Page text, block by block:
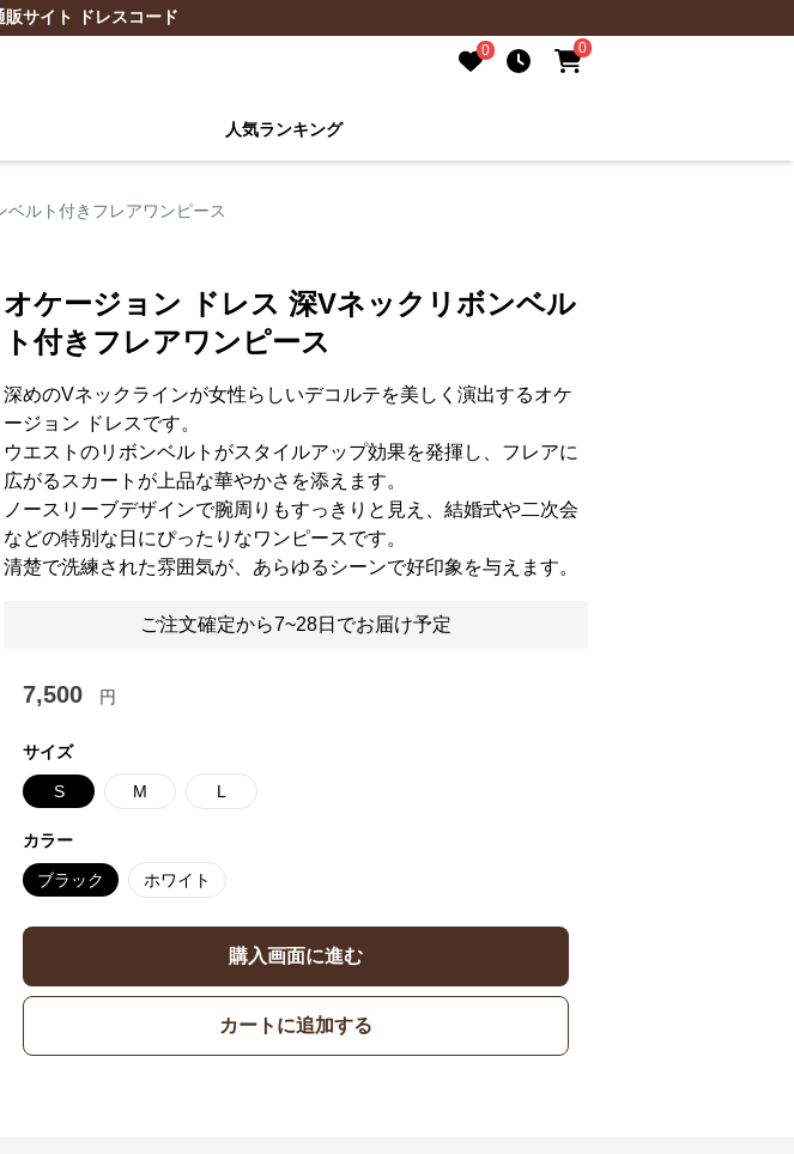
サイト ドレスコード
0 0
人気ランキング
ルト付きフレアワンピース
オケージョン ドレス 深Vネックリボンベル
ト付きフレアワンピース
深めのVネックラインが女性らしいデコルテを美しく演出するオケ
ージョン ドレスです。
ウエストのリボンベルトがスタイルアップ効果を発揮し、フレアに
広がるスカートが上品な華やかさを添えます。
ノースリーブデザインで腕周りもすっきりと見え、結婚式や二次会
などの特別な日にぴったりなワンピースです。
清楚で洗練された雰囲気が、あらゆるシーンで好印象を与えます。
ご注文確定から7~28日でお届け予定
7,500 円
サイズ
S M L
カラー
ブラック ホワイト
購入画面に進む
カートに追加する